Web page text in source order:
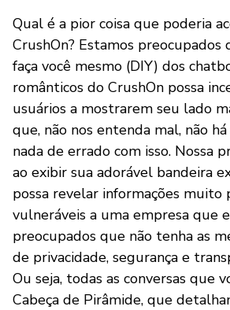
Qual é a pior coisa que poderia
CrushOn? Estamos preocupados
faça você mesmo (DIY) dos
românticos do CrushOn possa
usuários a mostrarem seu lado
que, não nos entenda mal, não
nada de errado com isso. Nossa
ao exibir sua adorável bandeira
possa revelar informações muito
vulneráveis a uma empresa que
preocupados que não tenha as
de privacidade, segurança e
Ou seja, todas as conversas que
Cabeça de Pirâmide, que